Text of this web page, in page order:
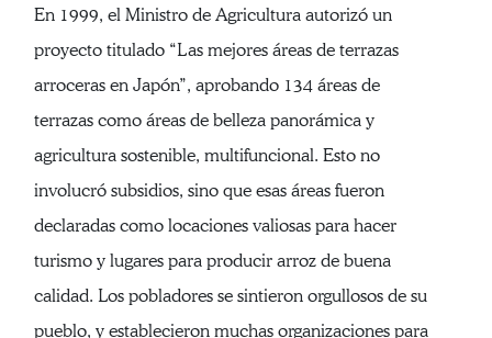
En 1999, el Ministro de Agricultura autorizó un
proyecto titulado “Las mejores áreas de terrazas
arroceras en Japón”, aprobando 134 áreas de
terrazas como áreas de belleza panorámica y
agricultura sostenible, multifuncional. Esto no
involucró subsidios, sino que esas áreas fueron
declaradas como locaciones valiosas para hacer
turismo y lugares para producir arroz de buena
calidad. Los pobladores se sintieron orgullosos de su
pueblo, y establecieron muchas organizaciones para